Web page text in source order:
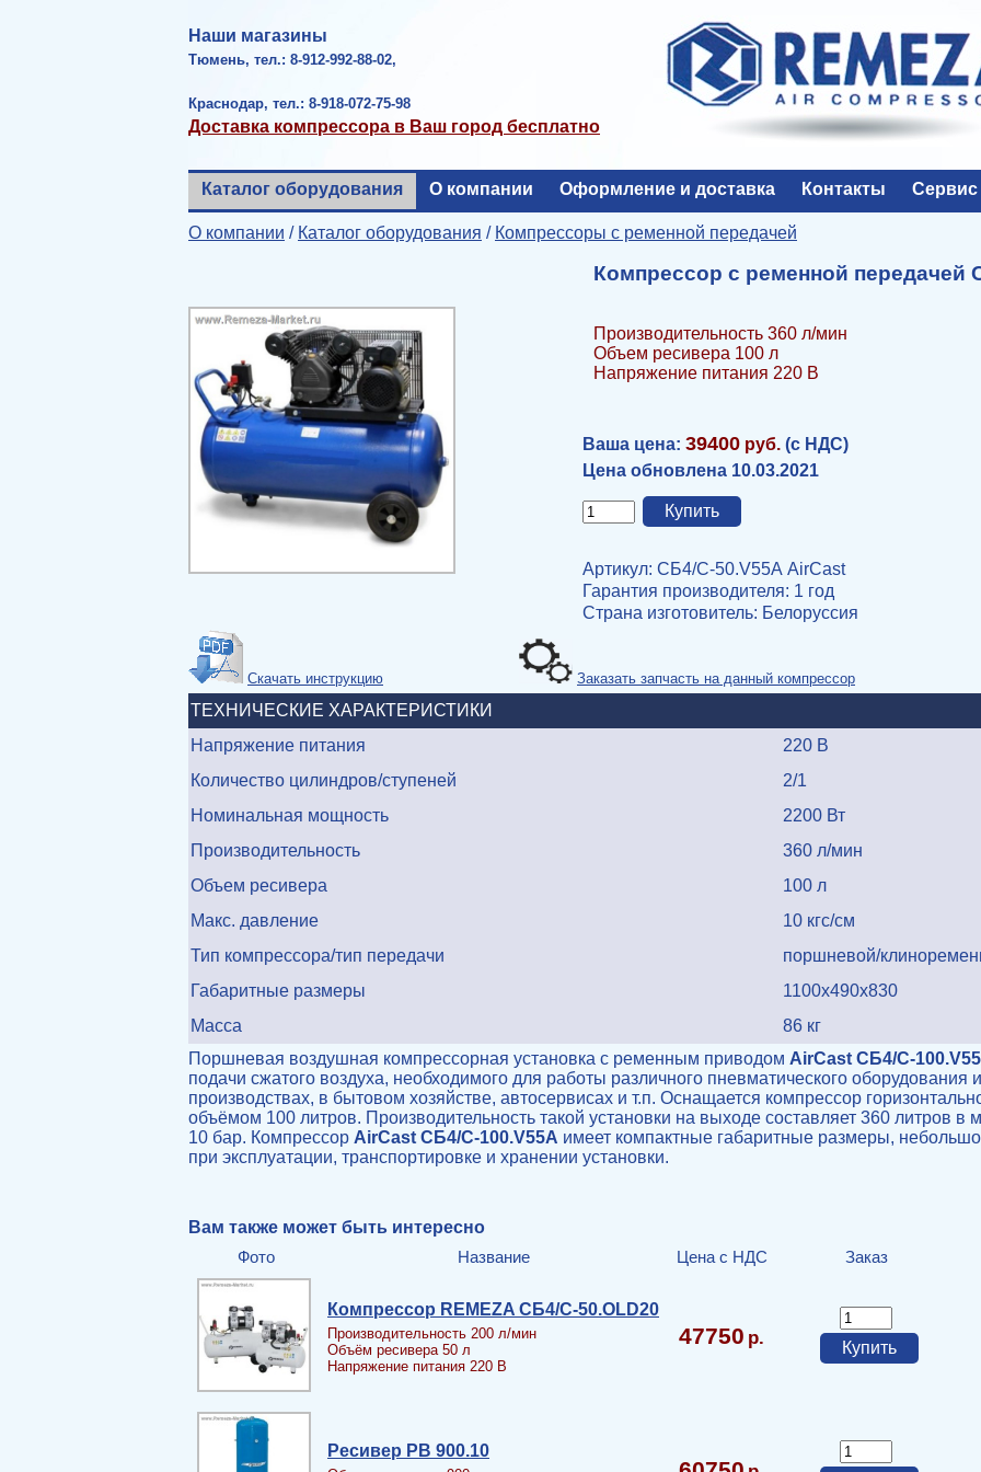
Наши магазины
Тюмень, тел.: 8-912-992-88-02,
Краснодар, тел.: 8-918-072-75-98
Доставка компрессора в Ваш город бесплатно
Каталог оборудования О компании Оформление и доставка Контакты Сервис
О компании / Каталог оборудования / Компрессоры с ременной передачей
Компрессор с ременной передачей
Производительность 360 л/мин
Объем ресивера 100 л
Напряжение питания 220 В
Ваша цена: 39400 руб. (с НДС)
Цена обновлена 10.03.2021
Артикул: СБ4/С-50.V55А AirCast
Гарантия производителя: 1 год
Страна изготовитель: Белоруссия
Скачать инструкцию Заказать запчасть на данный компрессор
ТЕХНИЧЕСКИЕ ХАРАКТЕРИСТИКИ
Напряжение питания
220 В
Количество цилиндров/ступеней
2/1
Номинальная мощность
2200 Вт
Производительность
360 л/мин
Объем ресивера
100 л
Макс. давление
10 кгс/см
Тип компрессора/тип передачи
поршневой/
Габаритные размеры
1100х490х830
Масса
86 кг
Поршневая воздушная компрессорная установка с ременным приводом AirCast CБ4/C-
подачи сжатого воздуха, необходимого для работы различного пневматического
производствах, в бытовом хозяйстве, автосервисах и т.п. Оснащается компрессор
объёмом 100 литров. Производительность такой установки на выходе составляет 360 литров
10 бар. Компрессор AirCast CБ4/C-100.V55А имеет компактные габаритные размеры,
при эксплуатации, транспортировке и хранении установки.
Вам также может быть интересно
Фото Название Цена с НДС Заказ
Компрессор REMEZA СБ4/С-50.OLD20
Производительность 200 л/мин
Объём ресивера 50 л
Напряжение питания 220 В
47750
Ресивер PB 900.10